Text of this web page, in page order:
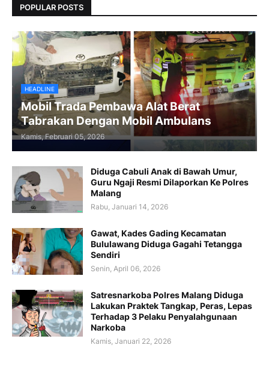
POPULAR POSTS
HEADLINE
Mobil Trada Pembawa Alat Berat
Tabrakan Dengan Mobil Ambulans
Kamis, Februari 05, 2026
Diduga Cabuli Anak di Bawah Umur,
Guru Ngaji Resmi Dilaporkan Ke Polres
Malang
Rabu, Januari 14, 2026
Gawat, Kades Gading Kecamatan
Bululawang Diduga Gagahi Tetangga
Sendiri
Senin, April 06, 2026
Satresnarkoba Polres Malang Diduga
Lakukan Praktek Tangkap, Peras, Lepas
Terhadap 3 Pelaku Penyalahgunaan
Narkoba
Kamis, Januari 22, 2026